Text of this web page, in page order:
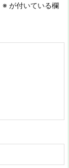
※ が付いている欄